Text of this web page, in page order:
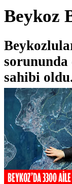
Beykoz
sorununda
sahibi